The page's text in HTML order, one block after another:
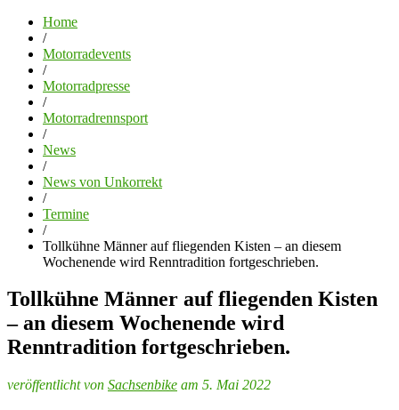
Home
/
Motorradevents
/
Motorradpresse
/
Motorradrennsport
/
News
/
News von Unkorrekt
/
Termine
/
Tollkühne Männer auf fliegenden Kisten – an diesem
Wochenende wird Renntradition fortgeschrieben.
Tollkühne Männer auf fliegenden Kisten
– an diesem Wochenende wird
Renntradition fortgeschrieben.
veröffentlicht von Sachsenbike am 5. Mai 2022